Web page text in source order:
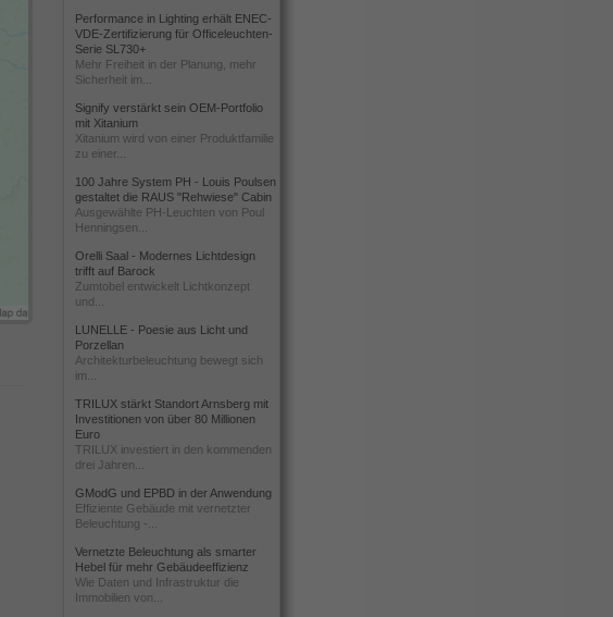
Performance in Lighting erhält ENEC-
VDE-Zertifizierung für Officeleuchten-
Serie SL730+
Mehr Freiheit in der Planung, mehr
Sicherheit im...
Signify verstärkt sein OEM-Portfolio
mit Xitanium
Xitanium wird von einer Produktfamilie
zu einer...
100 Jahre System PH - Louis Poulsen
gestaltet die RAUS "Rehwiese" Cabin
Ausgewählte PH-Leuchten von Poul
Henningsen...
Orelli Saal - Modernes Lichtdesign
trifft auf Barock
Zumtobel entwickelt Lichtkonzept
und...
LUNELLE - Poesie aus Licht und
Porzellan
Architekturbeleuchtung bewegt sich
im...
TRILUX stärkt Standort Arnsberg mit
Investitionen von über 80 Millionen
Euro
TRILUX investiert in den kommenden
drei Jahren...
GModG und EPBD in der Anwendung
Effiziente Gebäude mit vernetzter
Beleuchtung -...
Vernetzte Beleuchtung als smarter
Hebel für mehr Gebäudeeffizienz
Wie Daten und Infrastruktur die
Immobilien von...